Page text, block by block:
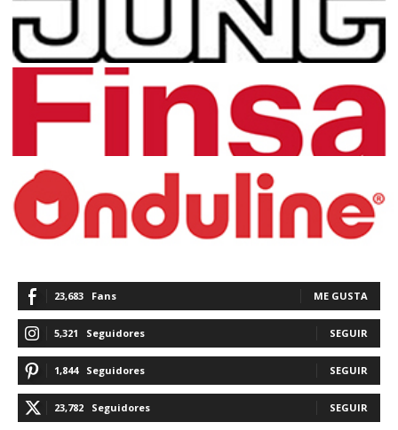
23,683 Fans ME GUSTA
5,321 Seguidores SEGUIR
1,844 Seguidores SEGUIR
23,782 Seguidores SEGUIR